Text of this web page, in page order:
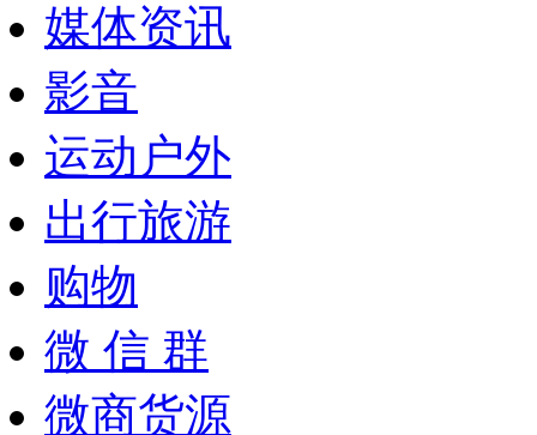
媒体资讯
影音
运动户外
出行旅游
购物
微 信 群
微商货源